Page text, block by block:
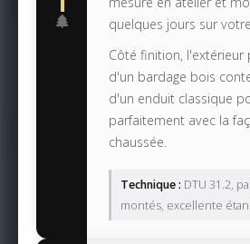
quelques jours sur
Côté finition, l'extérieur
d'un bardage bois
d'un enduit classique
parfaitement avec la
chaussée.
Technique : DTU 31.2,
montés, excellente